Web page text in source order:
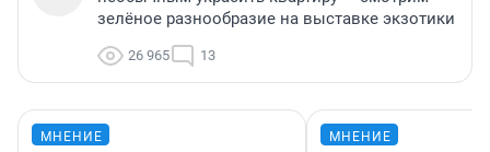
зелёное разнообразие на выставке экзотики
26 965 13
МНЕНИЕ МНЕНИЕ